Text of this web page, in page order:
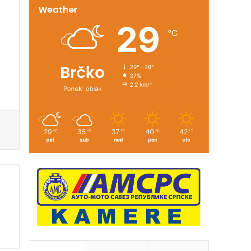
Weather
Brčko
Poneki oblak
29 ℃
29º - 28º
37%
2.2 km/h
29 ℃
pet
35 ℃
sub
37 ℃
ned
40 ℃
pon
42 ℃
uto